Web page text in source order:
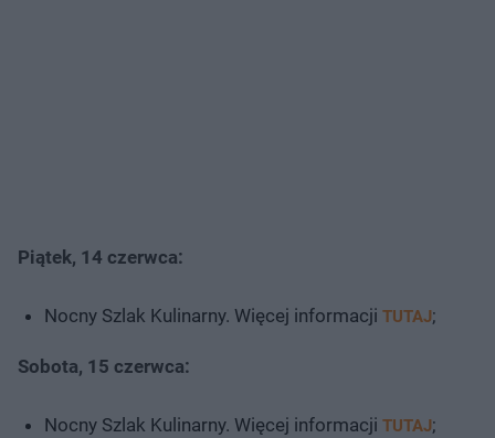
Piątek, 14 czerwca:
Nocny Szlak Kulinarny. Więcej informacji TUTAJ;
Sobota, 15 czerwca:
Nocny Szlak Kulinarny. Więcej informacji TUTAJ;